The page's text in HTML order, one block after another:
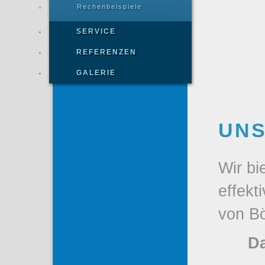
Rechenbeispiele
SERVICE
REFERENZEN
GALERIE
Wir
von